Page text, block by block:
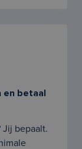
en betaal
Jij bepaalt.